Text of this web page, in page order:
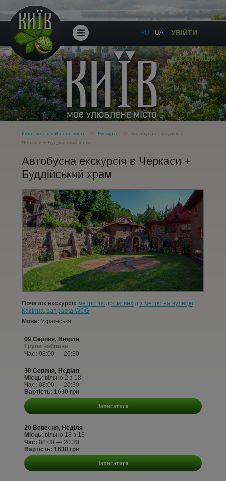
ПІШОХІДНІ
ЕКСКУРСІЇ
ЕКСКУРСІЇ
ПО
УКРАЇНІ
СЕРТИФІКАТИ
КОНТАКТИ
СТАТТІ
УВІЙТИ
РЕЄСТРАЦІЯ
УВІЙТИ
РЕЄСТРАЦІЯ
RU UA
Київ - моє улюблене місто Екскурсії
Автобусна екскурсія в
Черкаси + Буддійський храм
Автобусна екскурсія в Черкаси +
Буддійський храм
Початок екскурсії: метро Іподром, вихід з метро на вулицю
Касіяна, заправка WOG
Мова: Українська
09 Серпня, Неділя
Група набрана
Час: 08:00 — 20:30
30 Серпня, Неділя
Місць: вільно 2 з 18
Час: 08:00 — 20:30
Вартість: 1630 грн
Записатися
20 Вересня, Неділя
Місць: вільно 18 з 18
Час: 08:00 — 20:30
Вартість: 1630 грн
Записатися